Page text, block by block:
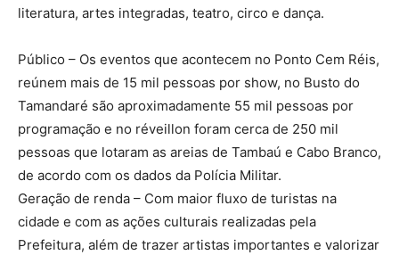
literatura, artes integradas, teatro, circo e dança.
Público – Os eventos que acontecem no Ponto Cem Réis,
reúnem mais de 15 mil pessoas por show, no Busto do
Tamandaré são aproximadamente 55 mil pessoas por
programação e no réveillon foram cerca de 250 mil
pessoas que lotaram as areias de Tambaú e Cabo Branco,
de acordo com os dados da Polícia Militar.
Geração de renda – Com maior fluxo de turistas na
cidade e com as ações culturais realizadas pela
Prefeitura, além de trazer artistas importantes e valorizar